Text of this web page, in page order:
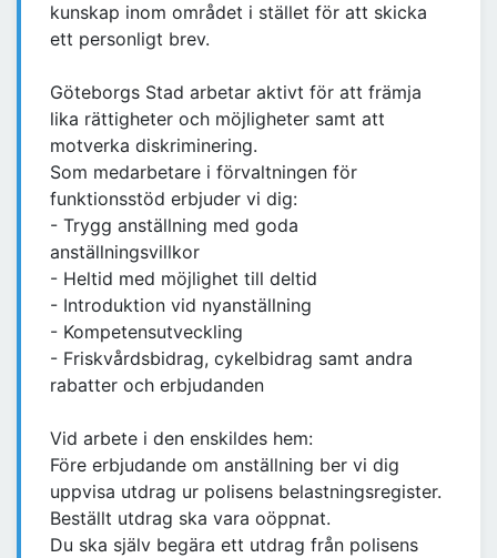
kunskap inom området i stället för att skicka
ett personligt brev.
Göteborgs Stad arbetar aktivt för att främja
lika rättigheter och möjligheter samt att
motverka diskriminering.
Som medarbetare i förvaltningen för
funktionsstöd erbjuder vi dig:
- Trygg anställning med goda
anställningsvillkor
- Heltid med möjlighet till deltid
- Introduktion vid nyanställning
- Kompetensutveckling
- Friskvårdsbidrag, cykelbidrag samt andra
rabatter och erbjudanden
Vid arbete i den enskildes hem:
Före erbjudande om anställning ber vi dig
uppvisa utdrag ur polisens belastningsregister.
Beställt utdrag ska vara oöppnat.
Du ska själv begära ett utdrag från polisens